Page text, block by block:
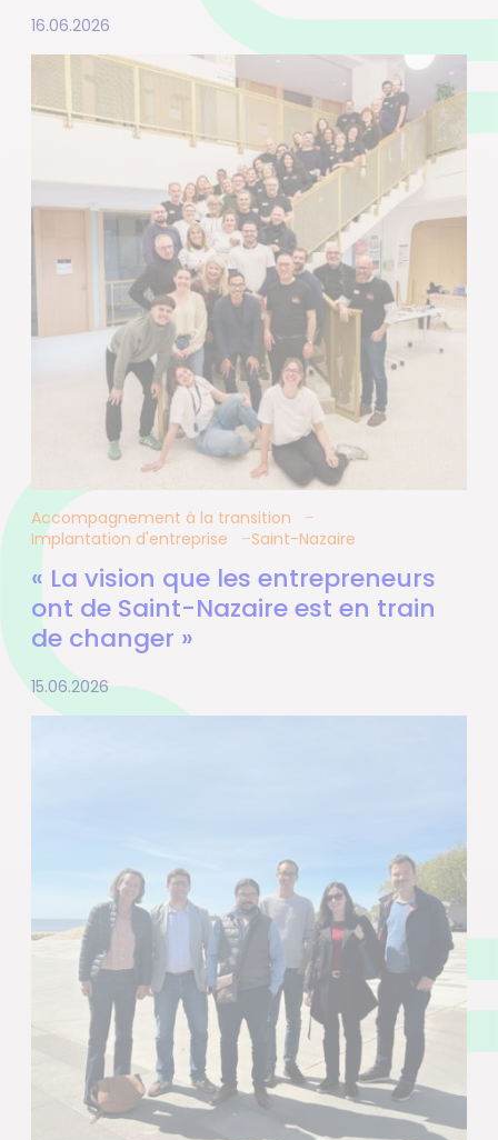
16.06.2026
Accompagnement à la transition
Implantation d'entreprise
Saint-Nazaire
« La vision que les entrepreneurs
ont de Saint-Nazaire est en train
de changer »
15.06.2026